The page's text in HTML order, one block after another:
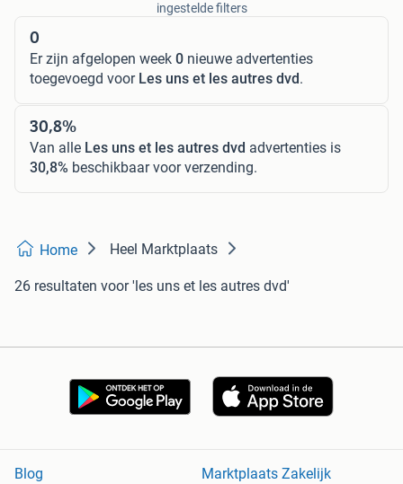
ingestelde filters
0
Er zijn afgelopen week 0 nieuwe advertenties
toegevoegd voor Les uns et les autres dvd.
30,8%
Van alle Les uns et les autres dvd advertenties is
30,8% beschikbaar voor verzending.
Home Heel Marktplaats
26 resultaten voor 'les uns et les autres dvd'
Blog
Marktplaats Zakelijk